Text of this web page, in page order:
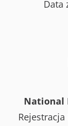
Data
National